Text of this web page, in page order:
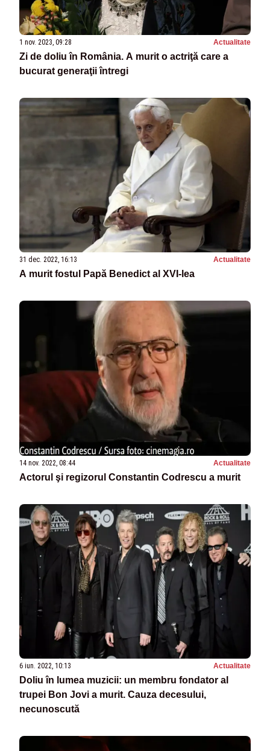
1 nov. 2023, 09:28 Actualitate
Zi de doliu în România. A murit o actriţă care a
bucurat generaţii întregi
31 dec. 2022, 16:13 Actualitate
A murit fostul Papă Benedict al XVI-lea
14 nov. 2022, 08:44 Actualitate
Actorul şi regizorul Constantin Codrescu a murit
6 iun. 2022, 10:13 Actualitate
Doliu în lumea muzicii: un membru fondator al
trupei Bon Jovi a murit. Cauza decesului,
necunoscută